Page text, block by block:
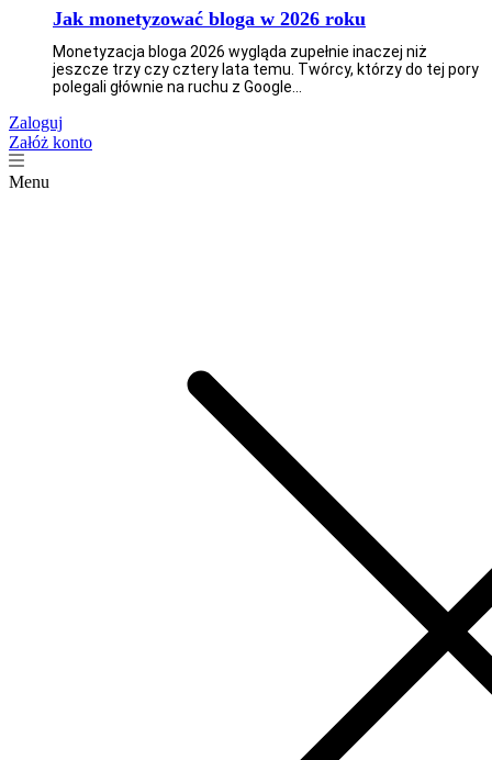
Jak monetyzować bloga w 2026 roku
Monetyzacja bloga 2026 wygląda zupełnie inaczej niż
jeszcze trzy czy cztery lata temu. Twórcy, którzy do tej pory
polegali głównie na ruchu z Google...
Zaloguj
Załóż konto
Menu